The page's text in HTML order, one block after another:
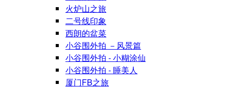
火炉山之旅
二号线印象
西朗的盆菜
小谷围外拍 －风景篇
小谷围外拍 - 小糊涂仙
小谷围外拍 - 睡美人
厦门FB之旅